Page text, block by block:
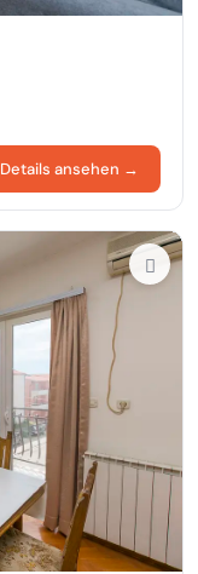
Details ansehen →